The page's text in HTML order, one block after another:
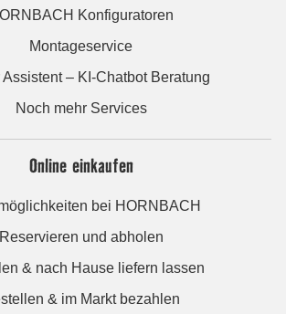
Konfiguratoren
Montageservice
Assistent – KI-Chatbot Beratung
Noch mehr Services
Online einkaufen
bei HORNBACH
Reservieren und abholen
& nach Hause liefern lassen
& im Markt bezahlen